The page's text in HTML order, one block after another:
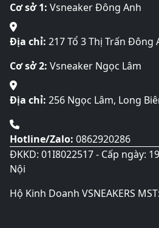
Cơ sở 1: Vsneaker Đông Anh
Địa chỉ: 217 Tổ 3 Thị Trấn Đông
Cơ sở 2: Vsneaker Ngọc Lâm
Địa chỉ: 256 Ngọc Lâm, Long
Hotline/Zalo: 0862920286
ĐKKD: 01I8022517 - Cấp ngày:
Nội
Hộ Kinh Doanh VSNEAKERS